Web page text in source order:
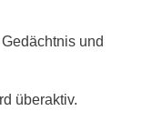
und
überaktiv.